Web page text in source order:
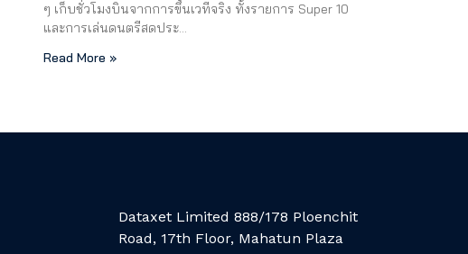
ๆ เก็บชั่วโมงบินจากการขึ้นเวทีจริง ทั้งรายการ Super 10
และการเล่นดนตรีสดประ…
Read More »
Dataxet Limited 888/178 Ploenchit
Road, 17th Floor, Mahatun Plaza